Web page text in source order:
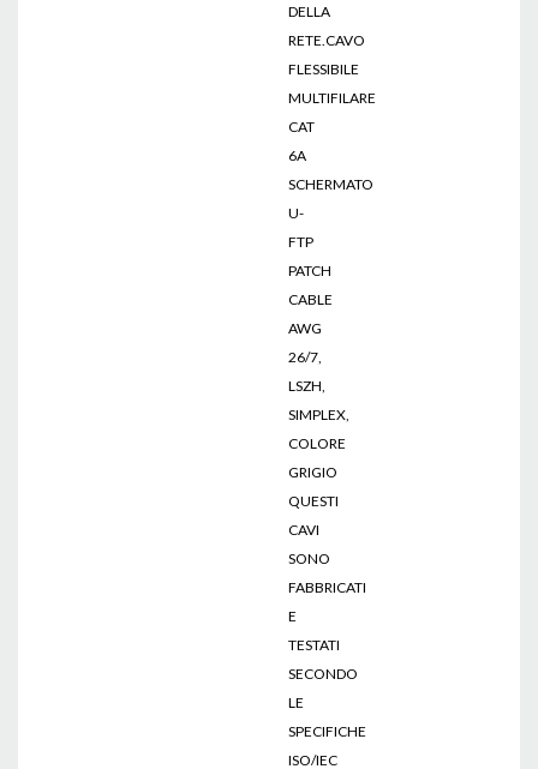
DELLA
RETE.CAVO
FLESSIBILE
MULTIFILARE
CAT
6A
SCHERMATO
U-
FTP
PATCH
CABLE
AWG
26/7,
LSZH,
SIMPLEX,
COLORE
GRIGIO
QUESTI
CAVI
SONO
FABBRICATI
E
TESTATI
SECONDO
LE
SPECIFICHE
ISO/IEC